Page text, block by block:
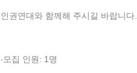
인권연대와 함께해 주시길 바랍니다.
‧모집 인원: 1명